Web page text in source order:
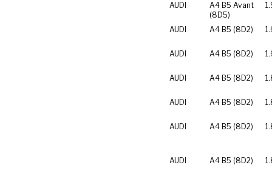
AUDI
A4 B5 Avant
(8D5)
AUDI A4 B5 (8D2)
AUDI A4 B5 (8D2)
AUDI A4 B5 (8D2)
AUDI A4 B5 (8D2)
AUDI A4 B5 (8D2)
AUDI A4 B5 (8D2)